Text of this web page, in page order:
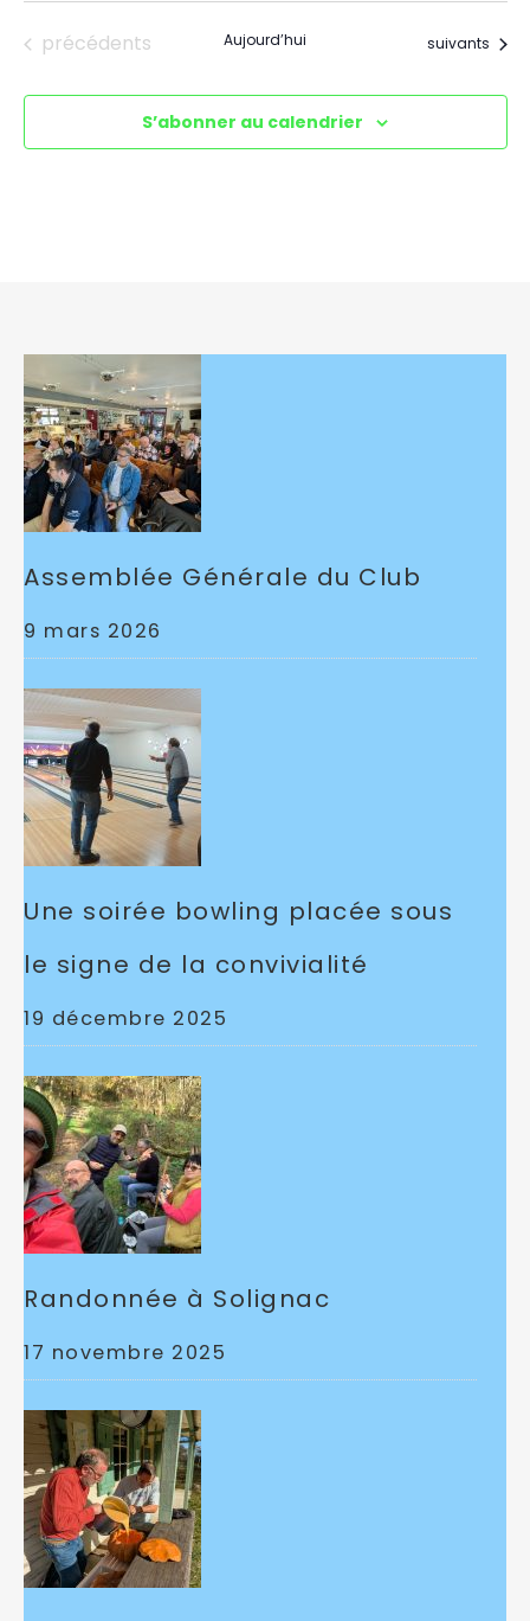
Évènements
précédents Aujourd’hui Évènements
suivants
S’abonner au calendrier
Assemblée Générale du Club
9 mars 2026
Une soirée bowling placée sous
le signe de la convivialité
19 décembre 2025
Randonnée à Solignac
17 novembre 2025